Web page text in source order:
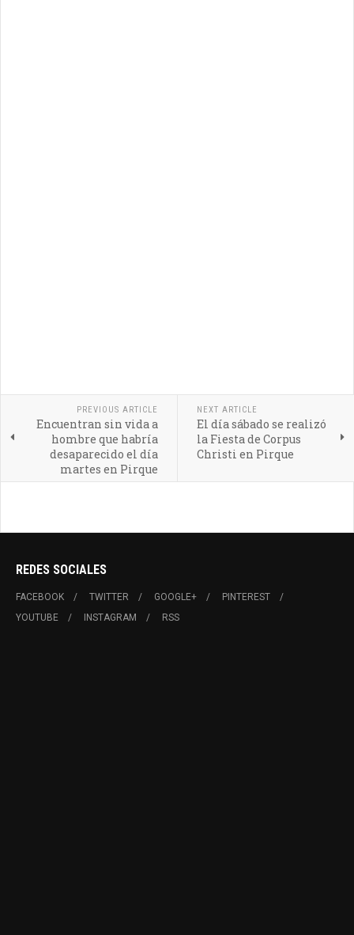
PREVIOUS ARTICLE
Encuentran sin vida a
hombre que habría
desaparecido el día
martes en Pirque
NEXT ARTICLE
El día sábado se realizó
la Fiesta de Corpus
Christi en Pirque
REDES SOCIALES
FACEBOOK TWITTER GOOGLE+
PINTEREST
YOUTUBE
INSTAGRAM RSS